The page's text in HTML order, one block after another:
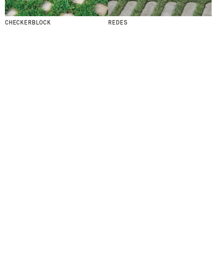
CHECKERBLOCK REDES